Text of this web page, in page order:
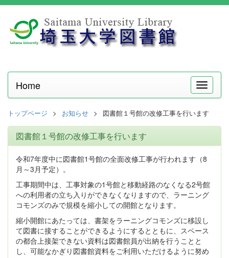
メ
ニ
ー
Home
トップページ お知らせ 図書館１号館の改修工事を行います
図書館１号館の改修工事を行います
令和7年度中に図書館1号館の全面改修工事が行われます（8
月～3月予定）。
工事期間中は、工事対象の1号館と移動経路のなくなる2号館
への利用者の立ち入りができなくなりますので、ラーニング
コモンズのみで規模を縮小しての開館となります。
縮小開館にあたっては、書架をラーニングコモンズに移設し
て図書に接することができるようにするとともに、スペース
の都合上接架できない資料は図書館員が出納を行うことと
し、可能なかぎり図書館資料をご利用いただけるように努め